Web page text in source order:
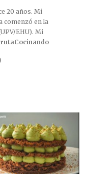
20 años. Mi
comenzó en la
EHU). Mi